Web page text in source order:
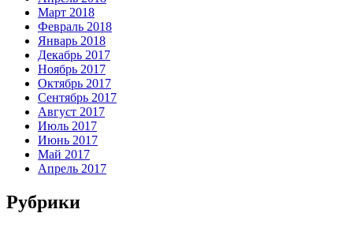
Март 2018
Февраль 2018
Январь 2018
Декабрь 2017
Ноябрь 2017
Октябрь 2017
Сентябрь 2017
Август 2017
Июль 2017
Июнь 2017
Май 2017
Апрель 2017
Рубрики